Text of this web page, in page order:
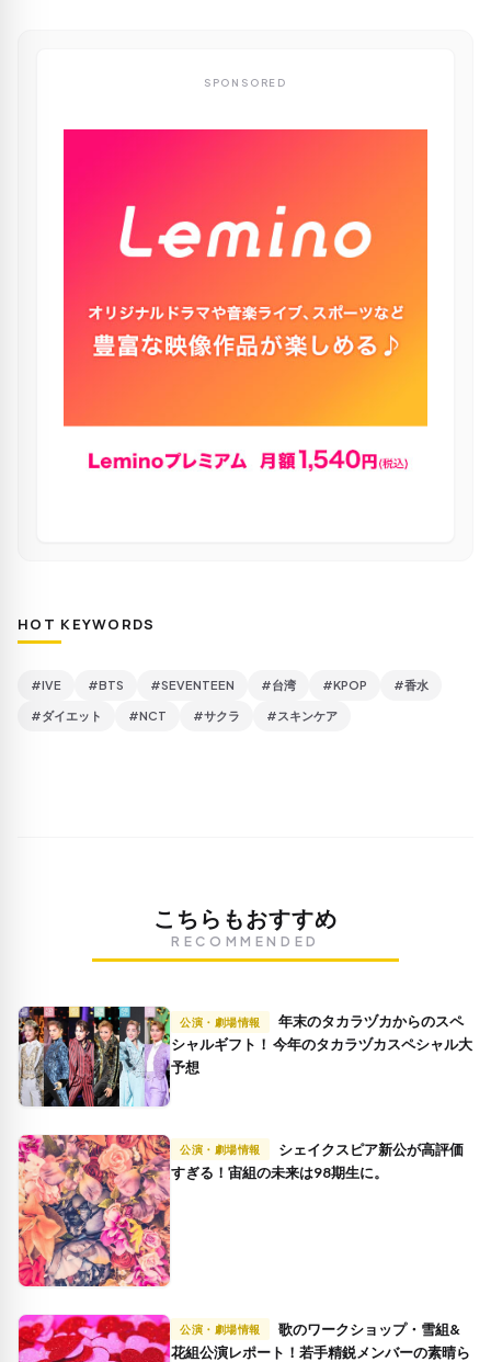
SPONSORED
HOT KEYWORDS
#IVE #BTS #SEVENTEEN #台湾 #KPOP #香水
#ダイエット #NCT #サクラ #スキンケア
こちらもおすすめ
RECOMMENDED
公演・劇場情報
シャルギフト！ 今年のタカラヅカスペシャル大
予想
公演・劇場情報
すぎる！宙組の未来は98期生に。
公演・劇場情報
花組公演レポート！若手精鋭メンバーの素晴ら